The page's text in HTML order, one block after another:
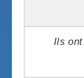
Ils